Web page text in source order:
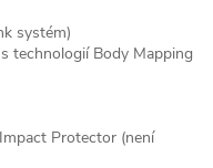
systém)
technologií Body Mapping
Protector (není